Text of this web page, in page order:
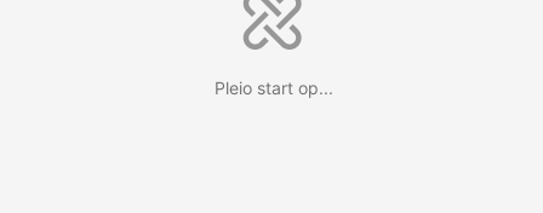
Pleio start op...